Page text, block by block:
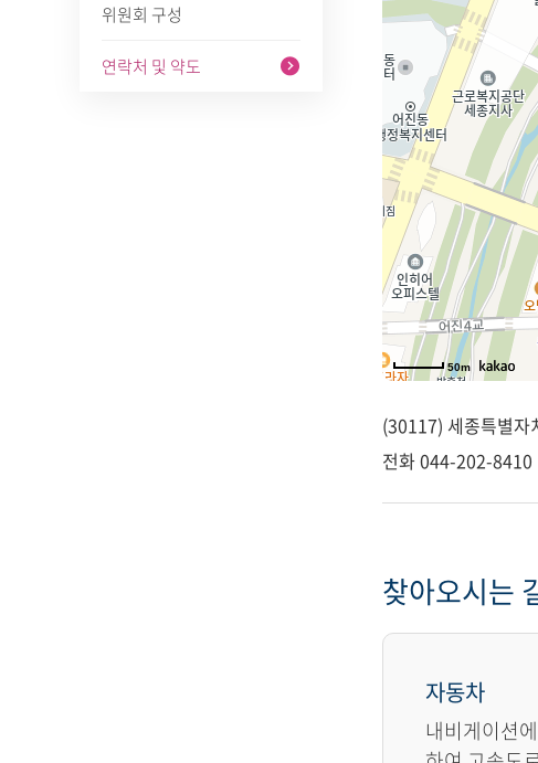
위원회 구성
연락처 및 약도
50m
(30117) 세종특별자
전화044-202-8410
찾아오시는
자동차
내비게이션